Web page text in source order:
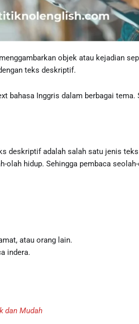
objek atau kejadian
teks deskriptif.
bahasa Inggris dalam berbagai
deskriptif adalah salah satu jenis
hidup. Sehingga pembaca
atau orang lain.
indera.
dan Mudah